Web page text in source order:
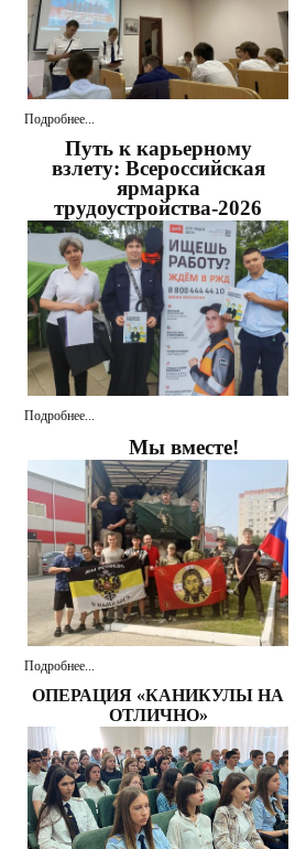
Подробнее...
Путь к карьерному
взлету: Всероссийская
ярмарка
трудоустройства-2026
Подробнее...
Мы вместе!
Подробнее...
ОПЕРАЦИЯ «КАНИКУЛЫ НА
ОТЛИЧНО»